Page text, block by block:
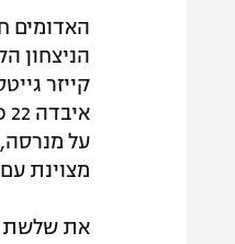
הניצחון
מצוינת עם 25 נקודות) הוסיף חמישה.
את שלשת